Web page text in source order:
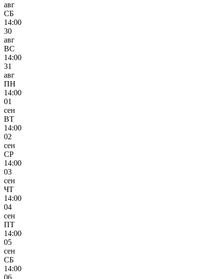
авг
СБ
14:00
30
авг
ВС
14:00
31
авг
ПН
14:00
01
сен
ВТ
14:00
02
сен
СР
14:00
03
сен
ЧТ
14:00
04
сен
ПТ
14:00
05
сен
СБ
14:00
06